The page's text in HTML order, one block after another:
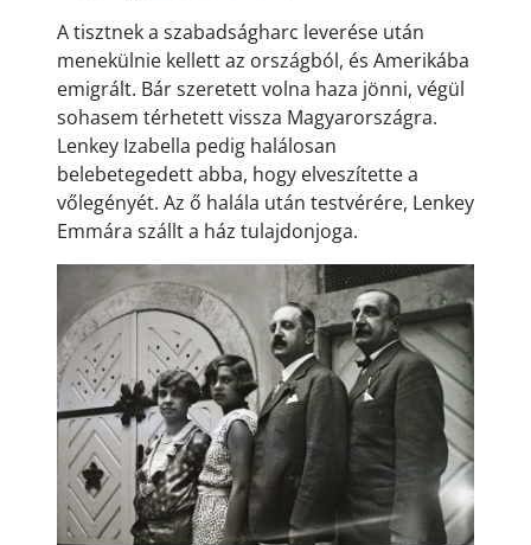
A tisztnek a szabadságharc leverése után
menekülnie kellett az országból, és Amerikába
emigrált. Bár szeretett volna haza jönni, végül
sohasem térhetett vissza Magyarországra.
Lenkey Izabella pedig halálosan
belebetegedett abba, hogy elveszítette a
vőlegényét. Az ő halála után testvérére, Lenkey
Emmára szállt a ház tulajdonjoga.